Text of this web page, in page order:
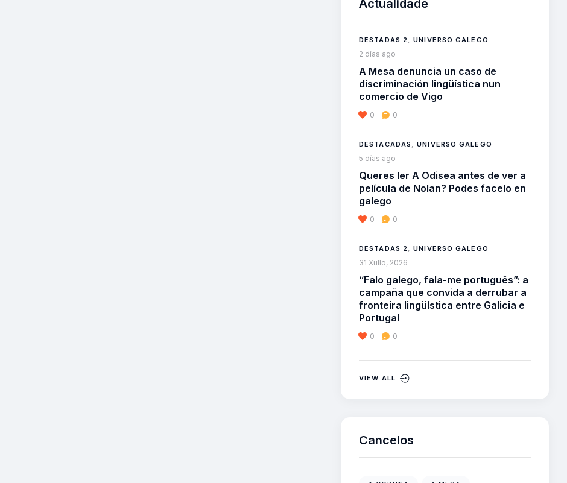
Actualidade
DESTADAS 2 ,UNIVERSO GALEGO
2 días ago
A Mesa denuncia un caso de
discriminación lingüística nun
comercio de Vigo
0 0
DESTACADAS ,UNIVERSO GALEGO
5 días ago
Queres ler A Odisea antes de ver a
película de Nolan? Podes facelo en
galego
0 0
DESTADAS 2 ,UNIVERSO GALEGO
31 Xullo, 2026
“Falo galego, fala-me português”: a
campaña que convida a derrubar a
fronteira lingüística entre Galicia e
Portugal
0 0
VIEW ALL
Cancelos